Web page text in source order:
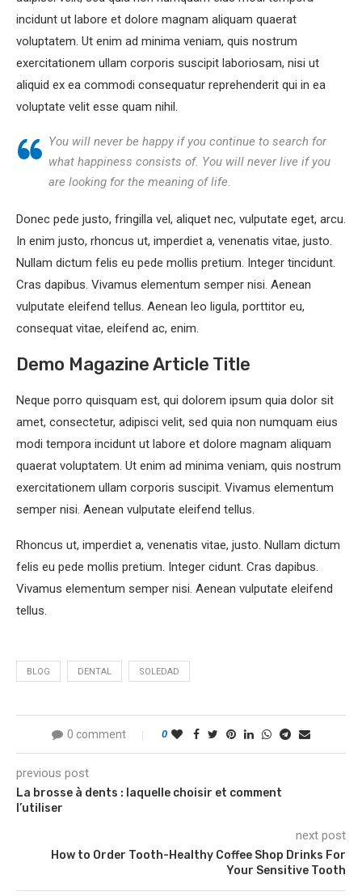
incidunt ut labore et dolore magnam aliquam quaerat
voluptatem. Ut enim ad minima veniam, quis nostrum
exercitationem ullam corporis suscipit laboriosam, nisi ut
aliquid ex ea commodi consequatur reprehenderit qui in ea
voluptate velit esse quam nihil.
You will never be happy if you continue to search for
what happiness consists of. You will never live if you
are looking for the meaning of life.
Donec pede justo, fringilla vel, aliquet nec, vulputate eget, arcu.
In enim justo, rhoncus ut, imperdiet a, venenatis vitae, justo.
Nullam dictum felis eu pede mollis pretium. Integer tincidunt.
Cras dapibus. Vivamus elementum semper nisi. Aenean
vulputate eleifend tellus. Aenean leo ligula, porttitor eu,
consequat vitae, eleifend ac, enim.
Demo Magazine Article Title
Neque porro quisquam est, qui dolorem ipsum quia dolor sit
amet, consectetur, adipisci velit, sed quia non numquam eius
modi tempora incidunt ut labore et dolore magnam aliquam
quaerat voluptatem. Ut enim ad minima veniam, quis nostrum
exercitationem ullam corporis suscipit. Vivamus elementum
semper nisi. Aenean vulputate eleifend tellus.
Rhoncus ut, imperdiet a, venenatis vitae, justo. Nullam dictum
felis eu pede mollis pretium. Integer cidunt. Cras dapibus.
Vivamus elementum semper nisi. Aenean vulputate eleifend
tellus.
BLOG DENTAL SOLEDAD
0 comment 0
previous post
La brosse à dents : laquelle choisir et comment
l’utiliser
next post
How to Order Tooth-Healthy Coffee Shop Drinks For
Your Sensitive Tooth